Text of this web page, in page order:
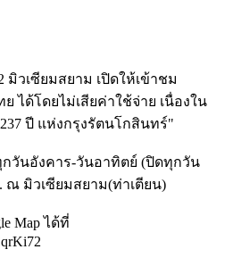
มิวเซียมสยาม เปิดให้เข้าชม
ได้โดยไม่เสียค่าใช้จ่าย เนื่องใน
ปี แห่งกรุงรัตนโกสินทร์"
กวันอังคาร-วันอาทิตย์ (ปิดทุกวัน
. ณ มิวเซียมสยาม(ท่าเตียน)
Map ได้ที่